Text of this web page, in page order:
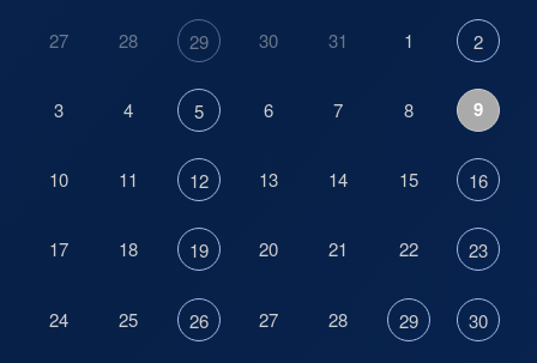
27 28 29 30 31 1 2
3 4 5 6 7 8 9
10 11 12 13 14 15 16
17 18 19 20 21 22 23
24 25 26 27 28 29 30